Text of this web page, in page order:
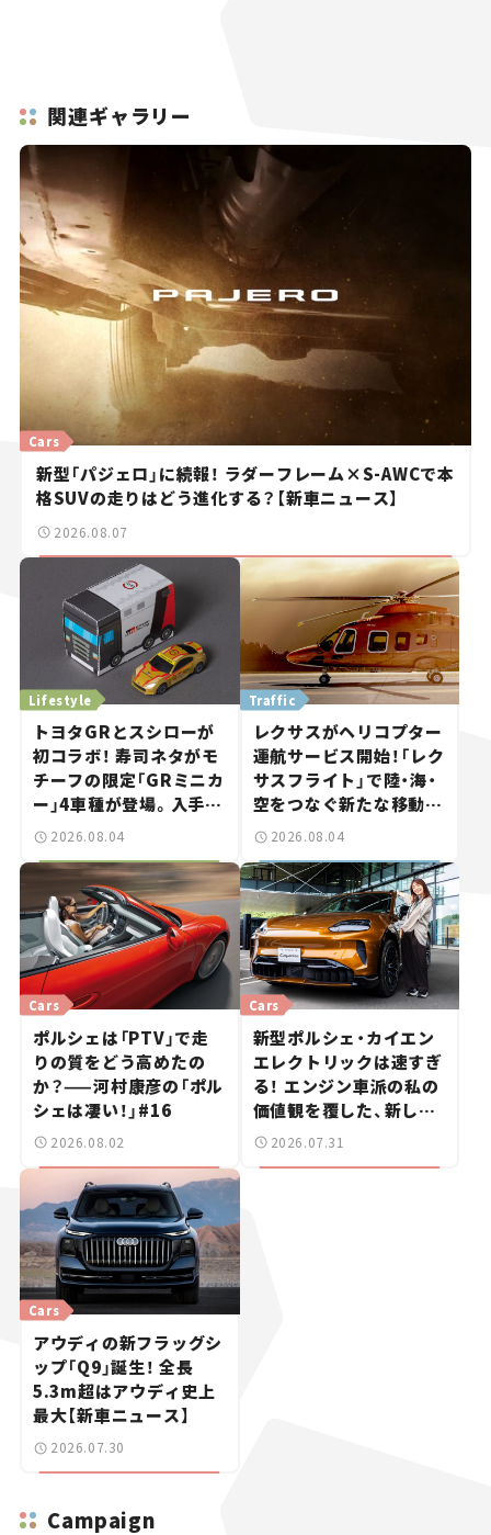
関連ギャラリー
Cars
新型「パジェロ」に続報！ ラダーフレーム×S-AWCで本
格SUVの走りはどう進化する？【新車ニュース】
2026.08.07
Lifestyle
トヨタGRとスシローが
初コラボ！ 寿司ネタがモ
チーフの限定「GRミニカ
ー」4車種が登場。入手方
法は？【クルマとホビー】
2026.08.04
Traffic
レクサスがヘリコプター
運航サービス開始！「レク
サスフライト」で陸・海・
空をつなぐ新たな移動体
験とは
2026.08.04
Cars
ポルシェは「PTV」で走
りの質をどう高めたの
か？——河村康彦の「ポル
シェは凄い！」#16
2026.08.02
Cars
新型ポルシェ・カイエン
エレクトリックは速すぎ
る！ エンジン車派の私の
価値観を覆した、新しい
ポルシェの走り。
2026.07.31
Cars
アウディの新フラッグシ
ップ「Q9」誕生！ 全長
5.3m超はアウディ史上
最大【新車ニュース】
2026.07.30
Campaign